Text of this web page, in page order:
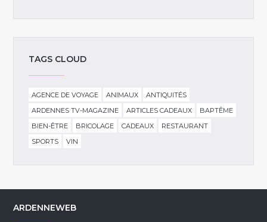
TAGS CLOUD
AGENCE DE VOYAGE ANIMAUX
ANTIQUITÉS
ARDENNES TV-MAGAZINE
ARTICLES CADEAUX
BAPTÊME
BIEN-ÊTRE
BRICOLAGE CADEAUX
RESTAURANT
SPORTS
VIN
ARDENNEWEB